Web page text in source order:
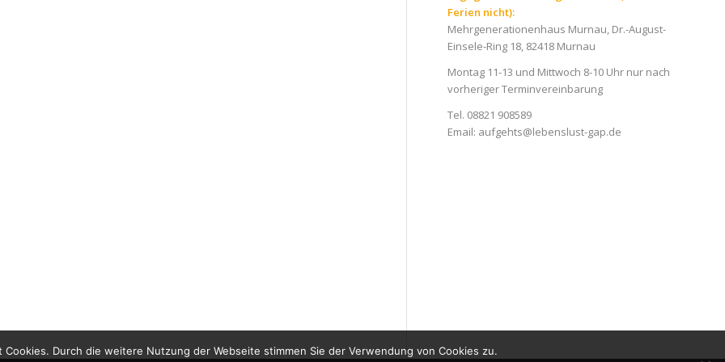
Ferien nicht):
Mehrgenerationenhaus Murnau, Dr.-August-
Einsele-Ring 18, 82418 Murnau
Montag 11-13 und Mittwoch 8-10 Uhr nur nach
vorheriger Terminvereinbarung
Tel. 08821 908589
Email: aufgehts@lebenslust-gap.de
Cookies. Durch die weitere Nutzung der Webseite stimmen Sie der Verwendung von Cookies zu.